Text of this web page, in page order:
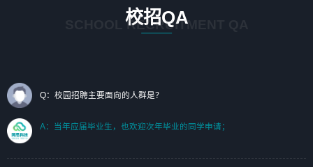
2. 熟悉 前端常用框架, 能独立完成设计给予的 UI 效果;
3. 有良好的代码习惯, 低级错误出现频率低;
7. 了解或熟悉 WebGL 及相关框架优先。
（岗位人员专职于行业应用解决方案、项目申报方案、投标方案的策划编写）
校招QA
SCHOOL RECRUITMENT QA
Q：校园招聘主要面向的人群是？
A：当年应届毕业生，也欢迎次年毕业的同学申请；